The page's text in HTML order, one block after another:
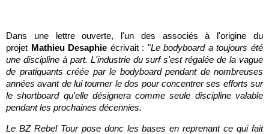
Dans une lettre ouverte, l'un des associés à l'origine du
projet Mathieu Desaphie écrivait : "Le bodyboard a toujours été
une discipline à part. L'industrie du surf s'est régalée de la vague
de pratiquants créée par le bodyboard pendant de nombreuses
années avant de lui tourner le dos pour concentrer ses efforts sur
le shortboard qu'elle désignera comme seule discipline valable
pendant les prochaines décennies.
Le BZ Rebel Tour pose donc les bases en reprenant ce qui fait